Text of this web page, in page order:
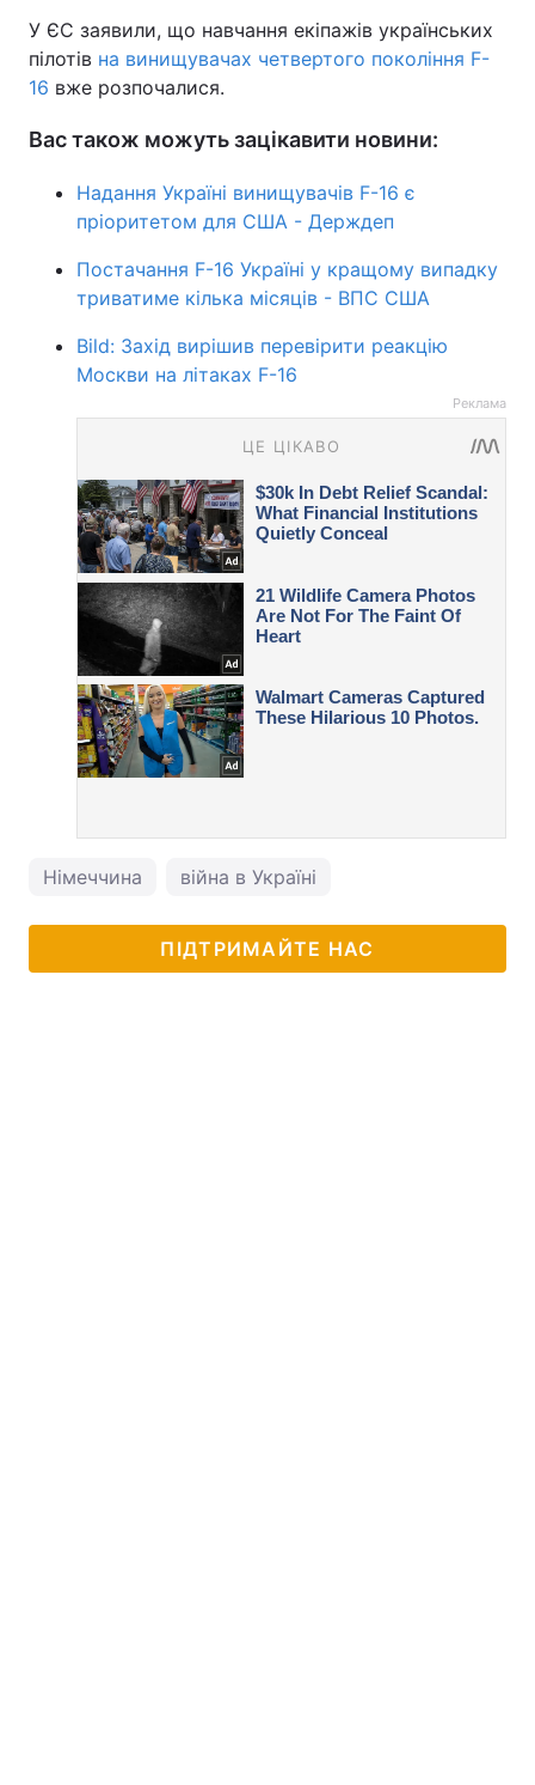
У ЄС заявили, що навчання екіпажів українських
пілотів на винищувачах четвертого покоління F-
16 вже розпочалися.
Вас також можуть зацікавити новини:
Надання Україні винищувачів F-16 є
пріоритетом для США - Держдеп
Постачання F-16 Україні у кращому випадку
триватиме кілька місяців - ВПС США
Bild: Захід вирішив перевірити реакцію
Москви на літаках F-16
Реклама
Німеччина війна в Україні
ПІДТРИМАЙТЕ НАС